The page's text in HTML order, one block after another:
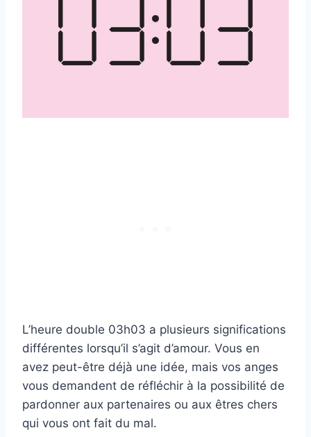
L’heure double 03h03 a plusieurs significations
différentes lorsqu’il s’agit d’amour. Vous en
avez peut-être déjà une idée, mais vos anges
vous demandent de réfléchir à la possibilité de
pardonner aux partenaires ou aux êtres chers
qui vous ont fait du mal.